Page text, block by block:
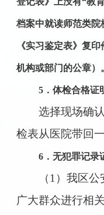
档案中就读师范类院
《实习鉴定表》复
机构或部门的公章）
5．体检合格证
选择现场确
检表从医院带回
6．无犯罪记录
（1）我区
广大群众进行相